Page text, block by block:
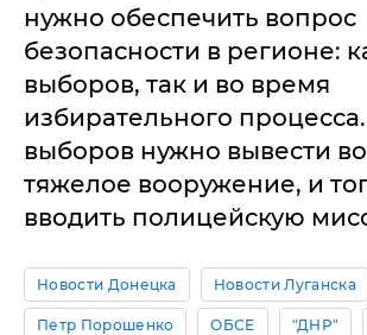
нужно обеспечить вопрос
безопасности в регионе:
выборов, так и во время
избирательного
выборов нужно вывести
тяжелое вооружение, и
вводить полицейскую
Новости Донецка Новости Луганска
Петр Порошенко ОБСЕ "ДНР"